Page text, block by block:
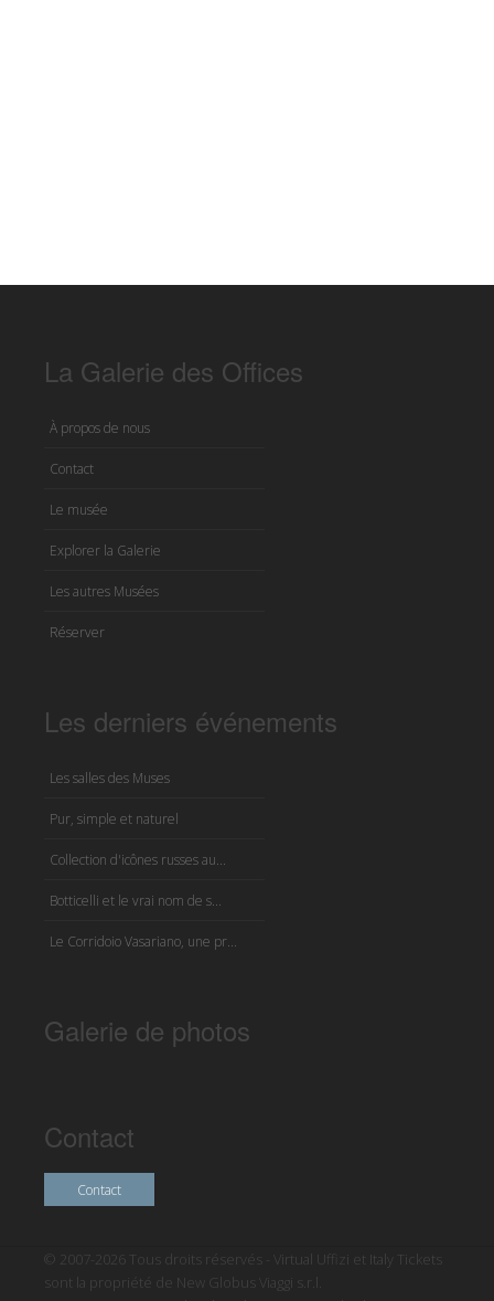
La Galerie des Offices
À propos de nous
Contact
Le musée
Explorer la Galerie
Les autres Musées
Réserver
Les derniers événements
Les salles des Muses
Pur, simple et naturel
Collection d'icônes russes au...
Botticelli et le vrai nom de s...
Le Corridoio Vasariano, une pr...
Galerie de photos
Contact
Contact
© 2007-2026 Tous droits réservés - Virtual Uffizi et Italy Tickets
sont la propriété de New Globus Viaggi s.r.l.